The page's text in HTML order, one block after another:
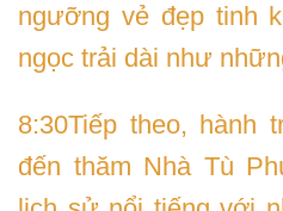
ngưỡng vẻ đẹp tinh
ngọc trải dài như
8:30Tiếp theo, hành
đến thăm Nhà Tù